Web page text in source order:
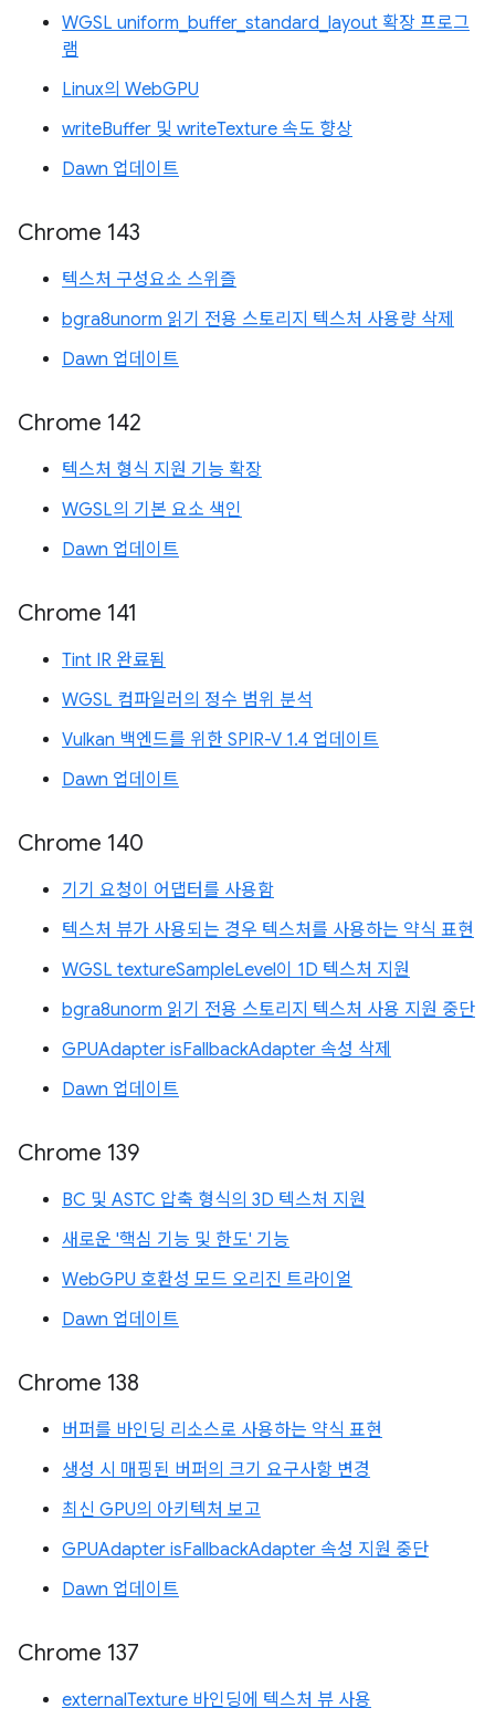
WGSL uniform_buffer_standard_layout 확장 프로그
램
Linux의 WebGPU
writeBuffer 및 writeTexture 속도 향상
Dawn 업데이트
Chrome 143
텍스처 구성요소 스위즐
bgra8unorm 읽기 전용 스토리지 텍스처 사용량 삭제
Dawn 업데이트
Chrome 142
텍스처 형식 지원 기능 확장
WGSL의 기본 요소 색인
Dawn 업데이트
Chrome 141
Tint IR 완료됨
WGSL 컴파일러의 정수 범위 분석
Vulkan 백엔드를 위한 SPIR-V 1.4 업데이트
Dawn 업데이트
Chrome 140
기기 요청이 어댑터를 사용함
텍스처 뷰가 사용되는 경우 텍스처를 사용하는 약식 표현
WGSL textureSampleLevel이 1D 텍스처 지원
bgra8unorm 읽기 전용 스토리지 텍스처 사용 지원 중단
GPUAdapter isFallbackAdapter 속성 삭제
Dawn 업데이트
Chrome 139
BC 및 ASTC 압축 형식의 3D 텍스처 지원
새로운 '핵심 기능 및 한도' 기능
WebGPU 호환성 모드 오리진 트라이얼
Dawn 업데이트
Chrome 138
버퍼를 바인딩 리소스로 사용하는 약식 표현
생성 시 매핑된 버퍼의 크기 요구사항 변경
최신 GPU의 아키텍처 보고
GPUAdapter isFallbackAdapter 속성 지원 중단
Dawn 업데이트
Chrome 137
externalTexture 바인딩에 텍스처 뷰 사용